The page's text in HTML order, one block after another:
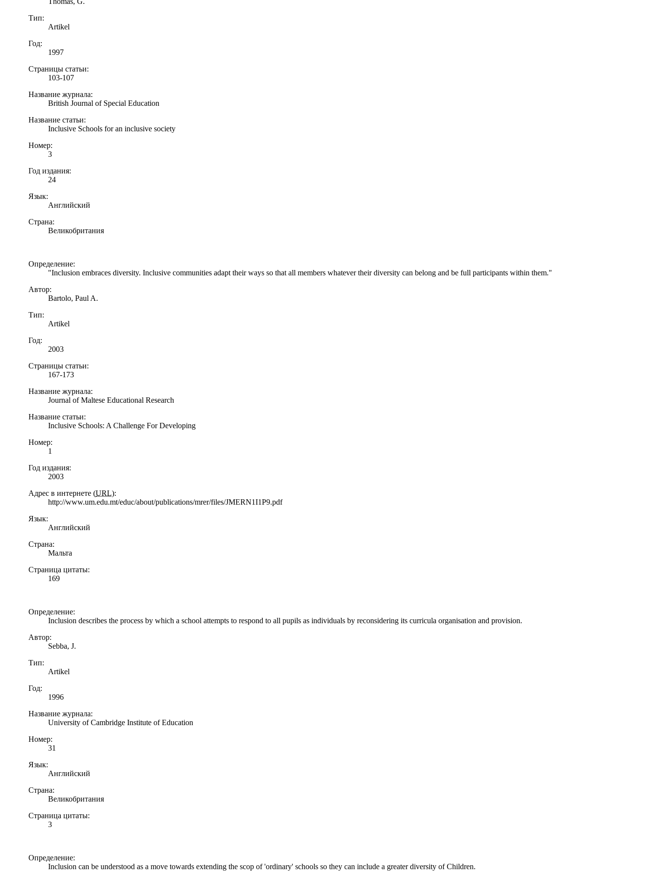
Тип:
Artikel
Год:
1997
Страницы статьи:
103-107
Название журнала:
British Journal of Special Education
Название статьи:
Inclusive Schools for an inclusive society
Номер:
3
Год издания:
24
Язык:
Английский
Страна:
Великобритания
Определение:
"Inclusion embraces diversity. Inclusive communities adapt their ways so that all members whatever their diversity can belong and be full participants within them."
Автор:
Bartolo, Paul A.
Тип:
Artikel
Год:
2003
Страницы статьи:
167-173
Название журнала:
Journal of Maltese Educational Research
Название статьи:
Inclusive Schools: A Challenge For Developing
Номер:
1
Год издания:
2003
Адрес в интернете (URL):
http://www.um.edu.mt/educ/about/publications/mrer/files/JMERN1I1P9.pdf
Язык:
Английский
Страна:
Мальта
Страница цитаты:
169
Определение:
Inclusion describes the process by which a school attempts to respond to all pupils as individuals by reconsidering its curricula organisation and provision.
Автор:
Sebba, J.
Тип:
Artikel
Год:
1996
Название журнала:
University of Cambridge Institute of Education
Номер:
31
Язык:
Английский
Страна:
Великобритания
Страница цитаты:
3
Определение:
Inclusion can be understood as a move towards extending the scop of 'ordinary' schools so they can include a greater diversity of Children.